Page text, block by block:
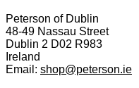
Peterson of Dublin
48-49 Nassau Street
Dublin 2 D02 R983
Ireland
Email: shop@peterson.ie